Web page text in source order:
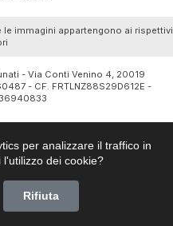
per analizzare il traffico in
l'utilizzo dei cookie?
Rifiuta
le immagini appartengono ai rispettivi
- Via Conti Venino 4, 20019
- CF. FRTLNZ88S29D612E -